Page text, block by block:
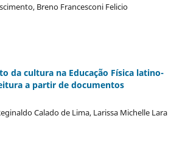
Breno Francesconi Felicio
da cultura na Educação Física latino-
a partir de documentos
Calado de Lima, Larissa Michelle Lara